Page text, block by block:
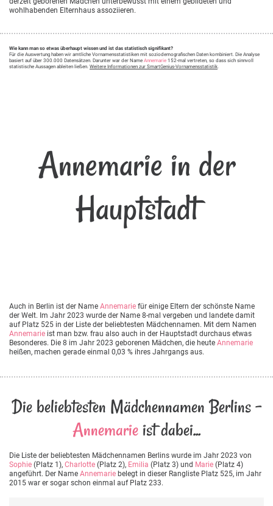
wohlhabenden Elternhaus assoziieren.
Wie kann man so etwas überhaupt wissen und ist das statistisch signifikant?
Für die Auswertung haben wir amtliche Vornamensstatistiken mit soziodemografischen Daten kombiniert. Die Analyse
basiert auf über 300.000 Datensätzen. Darunter war der Name Annemarie 152-mal vertreten, so dass sich sinnvoll
statistische Aussagen ableiten ließen. Weitere Informationen zur SmartGenius-Vornamensstatistik.
Annemarie in der
Hauptstadt
Auch in Berlin ist der Name Annemarie für einige Eltern der schönste Name
der Welt. Im Jahr 2023 wurde der Name 8-mal vergeben und landete damit
auf Platz 525 in der Liste der beliebtesten Mädchennamen. Mit dem Namen
Annemarie ist man bzw. frau also auch in der Hauptstadt durchaus etwas
Besonderes. Die 8 im Jahr 2023 geborenen Mädchen, die heute Annemarie
heißen, machen gerade einmal 0,03 % ihres Jahrgangs aus.
Die beliebtesten Mädchennamen Berlins -
Annemarie ist dabei...
Die Liste der beliebtesten Mädchennamen Berlins wurde im Jahr 2023 von
Sophie (Platz 1), Charlotte (Platz 2), Emilia (Platz 3) und Marie (Platz 4)
angeführt. Der Name Annemarie belegt in dieser Rangliste Platz 525, im Jahr
2015 war er sogar schon einmal auf Platz 233.